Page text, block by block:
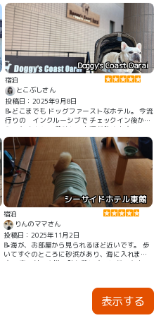
レシートなどのわんこグッズもあります。
Doggy's Coast Oarai
宿泊
とこぶしさん
投稿日：2025年9月8日
📝どこまでも ドッグファーストなホテル。 今流
行りの インクルーシブで チェックイン後か
ら たくさんの 美味しいお酒が飲めます
シーサイドホテル東館
宿泊
りんのママさん
投稿日：2025年11月2日
📝海が、お部屋から見られるほど近いです。 歩
いてすぐのところに砂浜があり、海に入れま
す。 宿の外の水道で砂を落とすことができま
表示する